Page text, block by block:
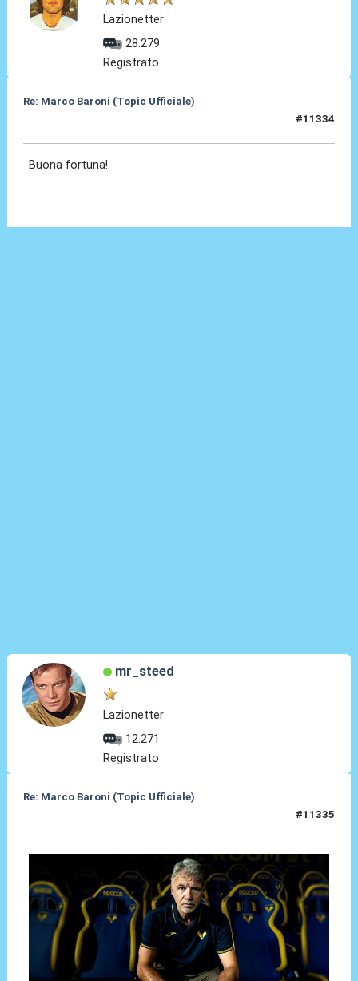
Lazionetter
28.279
Registrato
Re: Marco Baroni (Topic Ufficiale)
#11334
Buona fortuna!
mr_steed
Lazionetter
12.271
Registrato
Re: Marco Baroni (Topic Ufficiale)
#11335